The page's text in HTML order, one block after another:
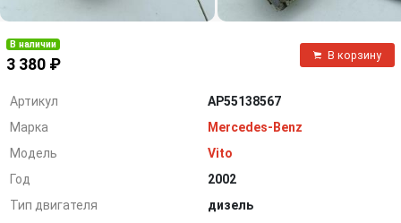
В наличии
3 380 ₽
В корзину
Артикул
AP55138567
Марка
Mercedes-Benz
Модель
Vito
Год
2002
Тип двигателя
дизель